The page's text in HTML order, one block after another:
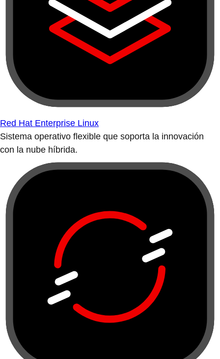
Red Hat Enterprise Linux
Sistema operativo flexible que soporta la innovación
con la nube híbrida.